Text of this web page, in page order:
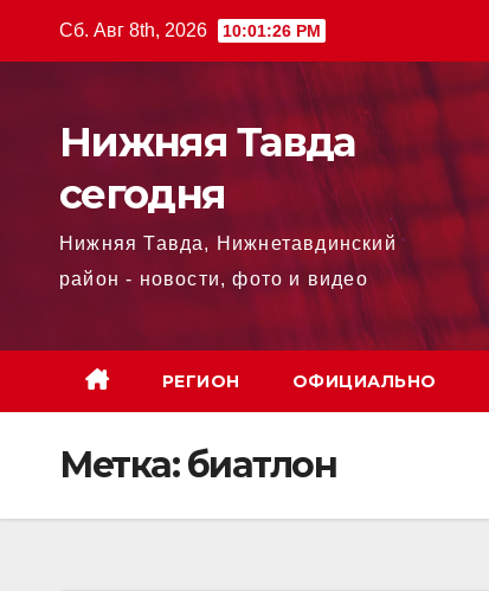
Сб. Авг 8th, 2026 10:01:27 PM
Нижняя Тавда
сегодня
Нижняя Тавда, Нижнетавдинский
район - новости, фото и видео
РЕГИОН ОФИЦИАЛЬНО
Метка:биатлон